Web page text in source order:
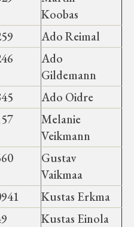
Koobas
Ado Reimal
Ado
Gildemann
Ado Oidre
Melanie
Veikmann
Gustav
Vaikmaa
Kustas Erkma
Kustas Einola